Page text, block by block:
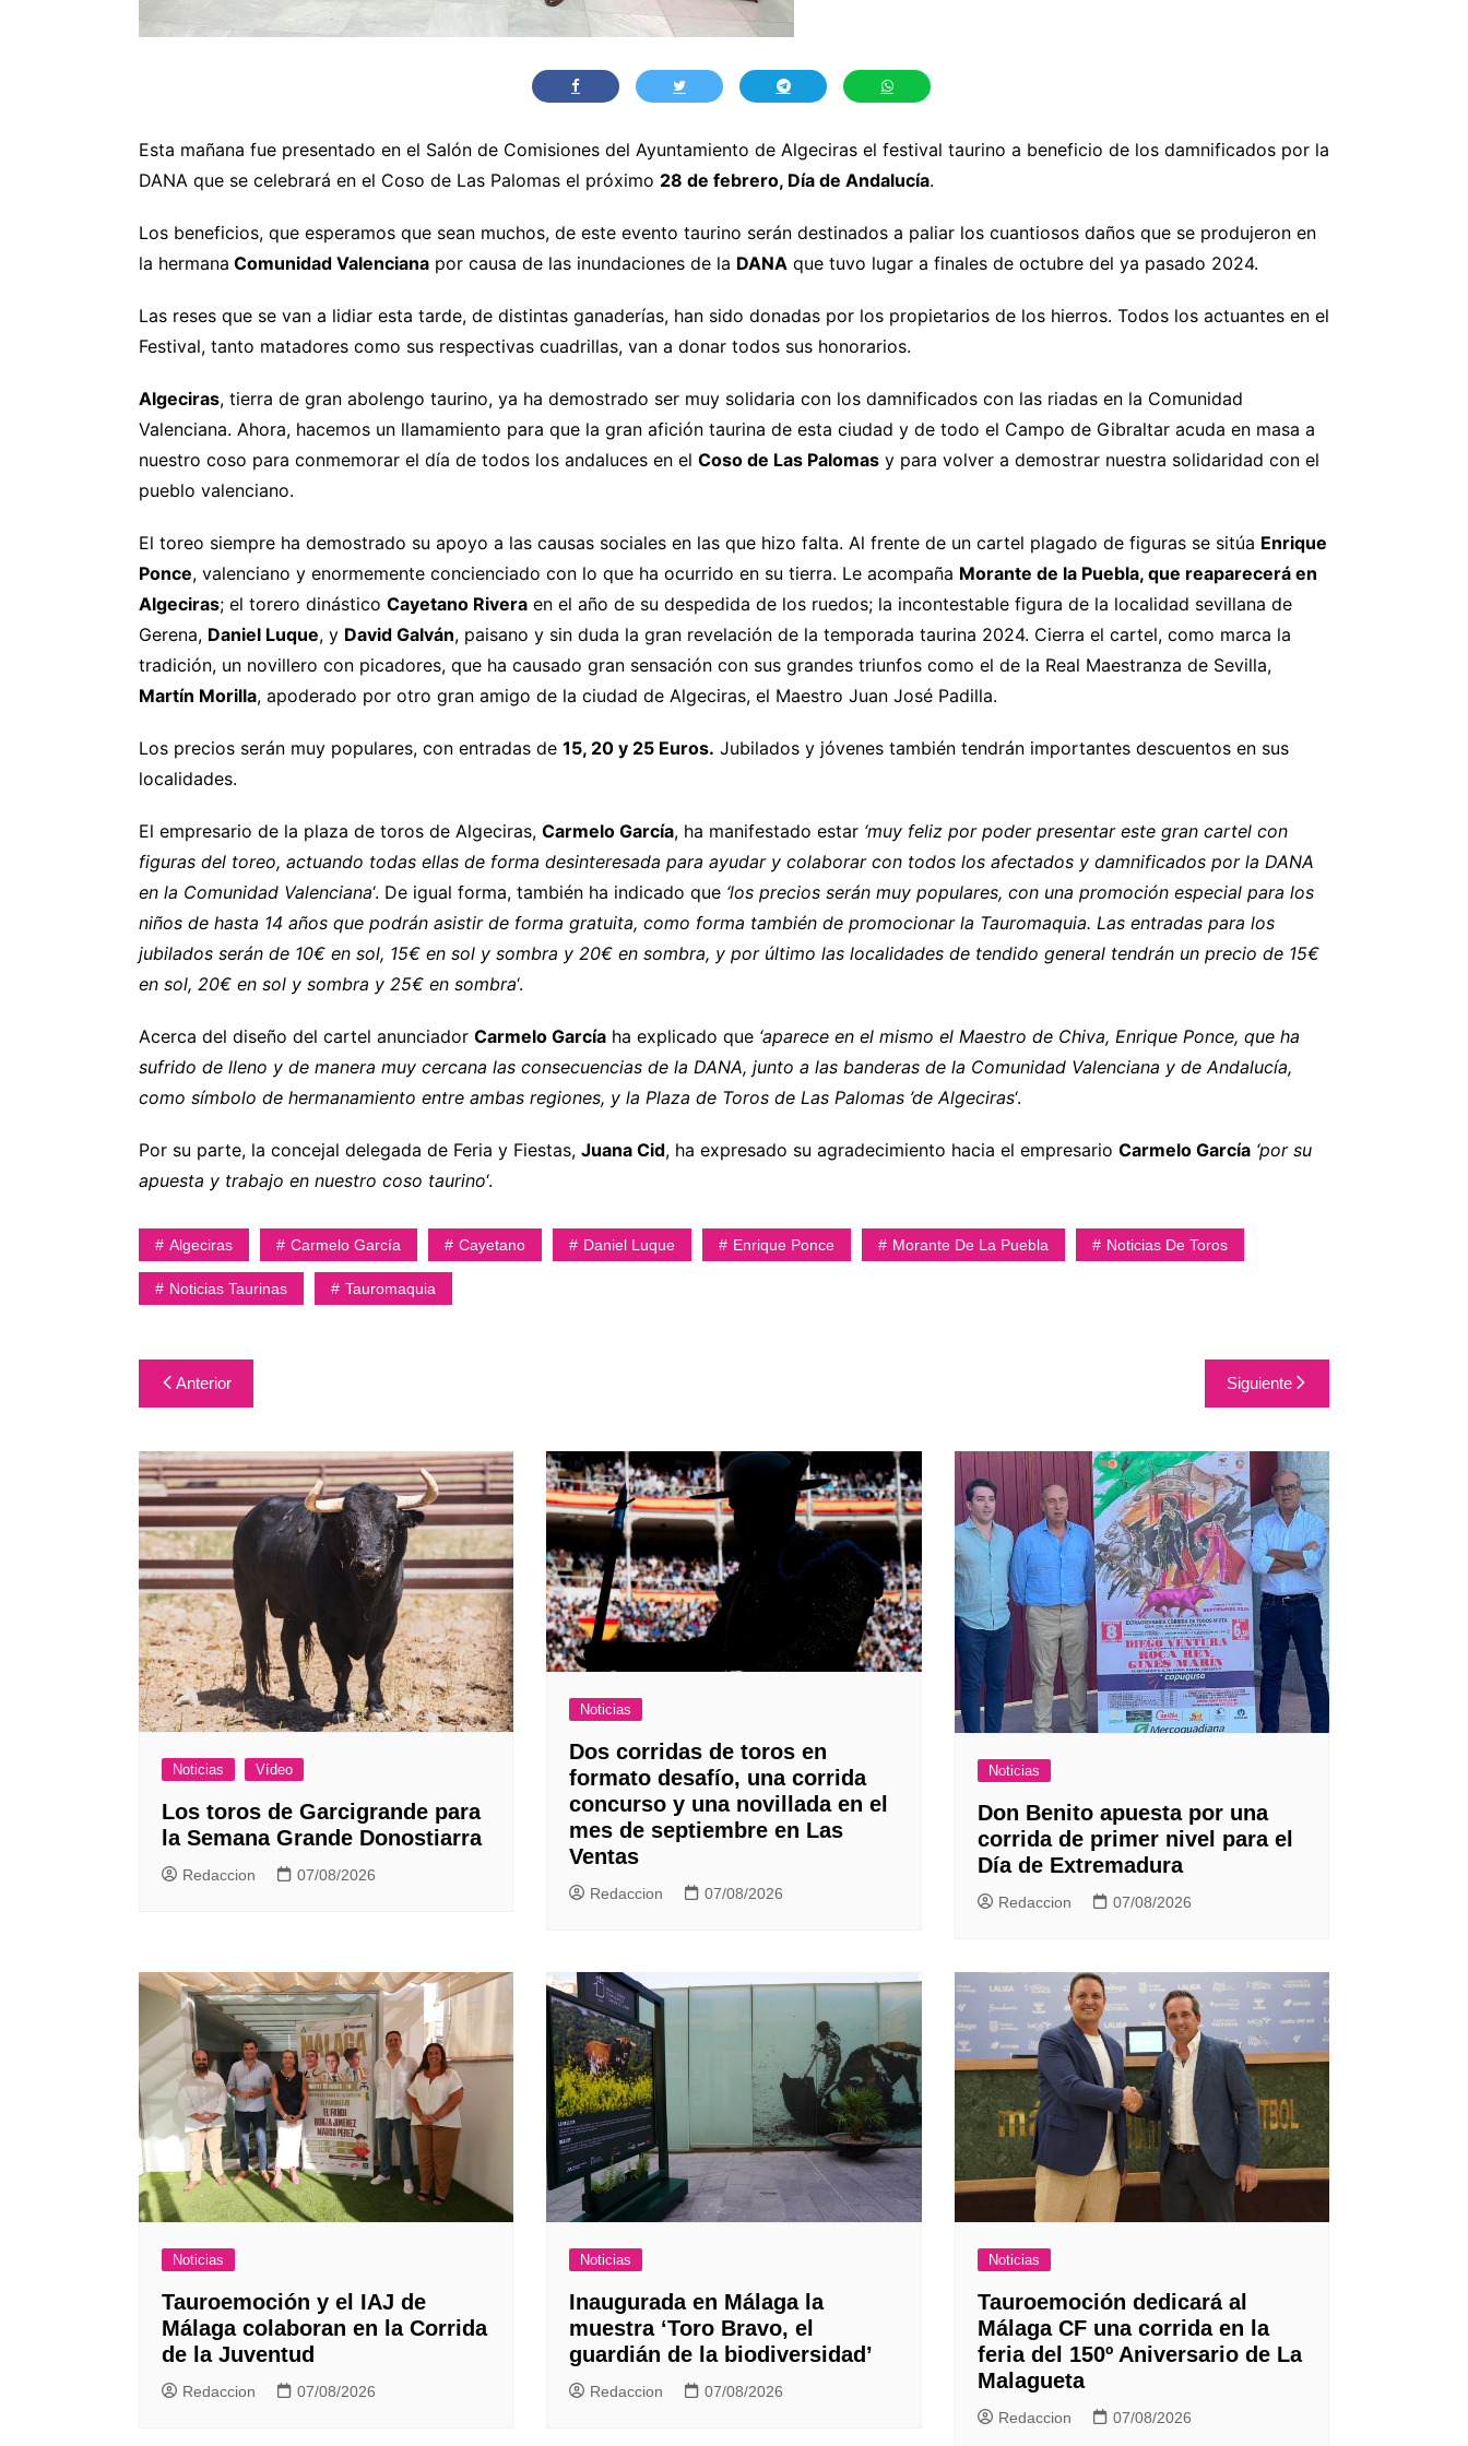
Esta mañana fue presentado en el Salón de Comisiones del Ayuntamiento de Algeciras el festival taurino a beneficio de los damnificados por la
DANA que se celebrará en el Coso de Las Palomas el próximo 28 de febrero, Día de Andalucía.
Los beneficios, que esperamos que sean muchos, de este evento taurino serán destinados a paliar los cuantiosos daños que se produjeron en
la hermana Comunidad Valenciana por causa de las inundaciones de la DANA que tuvo lugar a finales de octubre del ya pasado 2024.
Las reses que se van a lidiar esta tarde, de distintas ganaderías, han sido donadas por los propietarios de los hierros. Todos los actuantes en el
Festival, tanto matadores como sus respectivas cuadrillas, van a donar todos sus honorarios.
Algeciras, tierra de gran abolengo taurino, ya ha demostrado ser muy solidaria con los damnificados con las riadas en la Comunidad
Valenciana. Ahora, hacemos un llamamiento para que la gran afición taurina de esta ciudad y de todo el Campo de Gibraltar acuda en masa a
nuestro coso para conmemorar el día de todos los andaluces en el Coso de Las Palomas y para volver a demostrar nuestra solidaridad con el
pueblo valenciano.
El toreo siempre ha demostrado su apoyo a las causas sociales en las que hizo falta. Al frente de un cartel plagado de figuras se sitúa Enrique
Ponce, valenciano y enormemente concienciado con lo que ha ocurrido en su tierra. Le acompaña Morante de la Puebla, que reaparecerá en
Algeciras; el torero dinástico Cayetano Rivera en el año de su despedida de los ruedos; la incontestable figura de la localidad sevillana de
Gerena, Daniel Luque, y David Galván, paisano y sin duda la gran revelación de la temporada taurina 2024. Cierra el cartel, como marca la
tradición, un novillero con picadores, que ha causado gran sensación con sus grandes triunfos como el de la Real Maestranza de Sevilla,
Martín Morilla, apoderado por otro gran amigo de la ciudad de Algeciras, el Maestro Juan José Padilla.
Los precios serán muy populares, con entradas de 15, 20 y 25 Euros. Jubilados y jóvenes también tendrán importantes descuentos en sus
localidades.
El empresario de la plaza de toros de Algeciras, Carmelo García, ha manifestado estar ‘muy feliz por poder presentar este gran cartel con
figuras del toreo, actuando todas ellas de forma desinteresada para ayudar y colaborar con todos los afectados y damnificados por la DANA
en la Comunidad Valenciana‘. De igual forma, también ha indicado que ‘los precios serán muy populares, con una promoción especial para los
niños de hasta 14 años que podrán asistir de forma gratuita, como forma también de promocionar la Tauromaquia. Las entradas para los
jubilados serán de 10€ en sol, 15€ en sol y sombra y 20€ en sombra, y por último las localidades de tendido general tendrán un precio de 15€
en sol, 20€ en sol y sombra y 25€ en sombra‘.
Acerca del diseño del cartel anunciador Carmelo García ha explicado que ‘aparece en el mismo el Maestro de Chiva, Enrique Ponce, que ha
sufrido de lleno y de manera muy cercana las consecuencias de la DANA, junto a las banderas de la Comunidad Valenciana y de Andalucía,
como símbolo de hermanamiento entre ambas regiones, y la Plaza de Toros de Las Palomas ’de Algeciras‘.
Por su parte, la concejal delegada de Feria y Fiestas, Juana Cid, ha expresado su agradecimiento hacia el empresario Carmelo García ‘por su
apuesta y trabajo en nuestro coso taurino‘.
Algeciras Carmelo García Cayetano Daniel Luque Enrique Ponce Morante De La Puebla Noticias De Toros
Noticias Taurinas Tauromaquia
Navegación
de
entradas
Anterior Siguiente
Noticias Vídeo
Los toros de Garcigrande para
la Semana Grande Donostiarra
Redaccion 07/08/2026
Noticias
Dos corridas de toros en
formato desafío, una corrida
concurso y una novillada en el
mes de septiembre en Las
Ventas
Redaccion 07/08/2026
Noticias
Don Benito apuesta por una
corrida de primer nivel para el
Día de Extremadura
Redaccion 07/08/2026
Noticias
Tauroemoción y el IAJ de
Málaga colaboran en la Corrida
de la Juventud
Redaccion 07/08/2026
Noticias
Inaugurada en Málaga la
muestra ‘Toro Bravo, el
guardián de la biodiversidad’
Redaccion 07/08/2026
Noticias
Tauroemoción dedicará al
Málaga CF una corrida en la
feria del 150º Aniversario de La
Malagueta
Redaccion 07/08/2026